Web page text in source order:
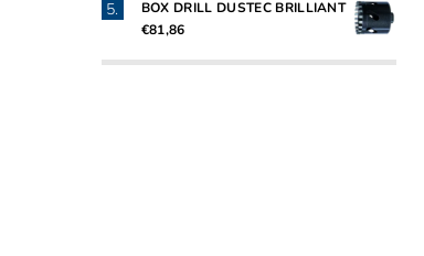
BOX DRILL DUSTEC BRILLIANT
€81,86